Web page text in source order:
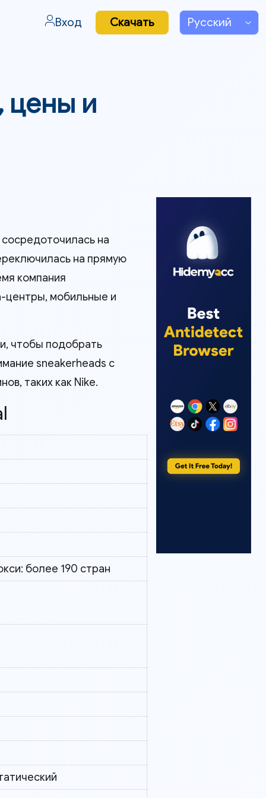
Вход Скачать
цены и
на
на прямую
компания
центры, мобильные и
чтобы подобрать
sneakerheads с
таких как Nike.
более 190 стран